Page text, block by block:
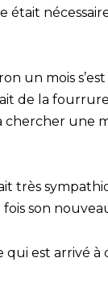
était
un mois
de la
une
très
son
qui est arrivé